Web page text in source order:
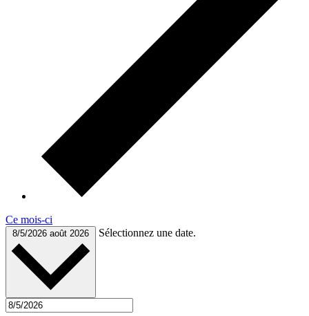
Ce mois-ci
8/5/2026 août 2026 Sélectionnez une date.